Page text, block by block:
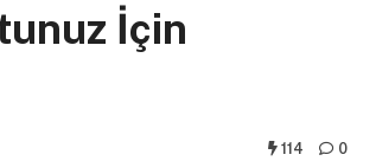
İçin
114 0